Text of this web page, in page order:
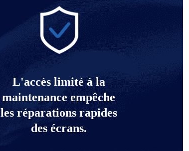
L'accès limité à la
maintenance empêche
les réparations rapides
des écrans.